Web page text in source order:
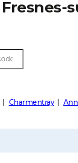
Fresnes-
Charmentray